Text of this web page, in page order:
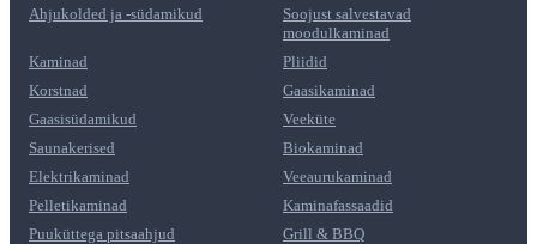
Ahjukolded ja -südamikud
Soojust salvestavad
moodulkaminad
Kaminad
Pliidid
Korstnad
Gaasikaminad
Gaasisüdamikud
Veeküte
Saunakerised
Biokaminad
Elektrikaminad
Veeaurukaminad
Pelletikaminad
Kaminafassaadid
Puuküttega pitsaahjud
Grill & BBQ